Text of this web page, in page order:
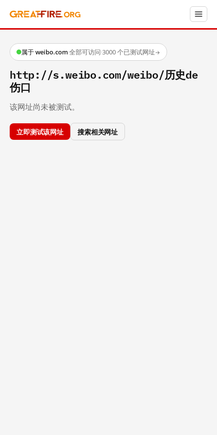
属于 weibo.com·全部可访问·3000 个已测试网址→
http://s.weibo.com/weibo/历史de
伤口
该网址尚未被测试。
立即测试该网址 搜索相关网址